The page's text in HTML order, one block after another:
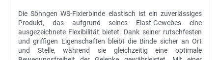
Die Söhngen WS-Fixierbinde elastisch ist ein zuverlässiges
Produkt, das aufgrund seines Elast-Gewebes eine
ausgezeichnete Flexibilität bietet. Dank seiner rutschfesten
und griffigen Eigenschaften bleibt die Binde sicher an Ort
und Stelle, während sie gleichzeitig eine optimale